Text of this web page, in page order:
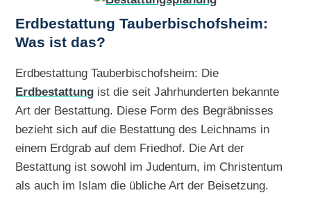
Erdbestattung Tauberbischofsheim:
Was ist das?
Erdbestattung Tauberbischofsheim: Die
Erdbestattung ist die seit Jahrhunderten bekannte
Art der Bestattung. Diese Form des Begräbnisses
bezieht sich auf die Bestattung des Leichnams in
einem Erdgrab auf dem Friedhof. Die Art der
Bestattung ist sowohl im Judentum, im Christentum
als auch im Islam die übliche Art der Beisetzung.